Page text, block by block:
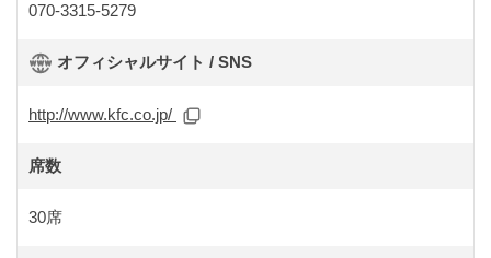
070-3315-5279
オフィシャルサイト / SNS
http://www.kfc.co.jp/
席数
30席